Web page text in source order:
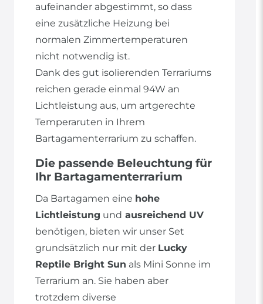
aufeinander abgestimmt, so dass
eine zusätzliche Heizung bei
normalen Zimmertemperaturen
nicht notwendig ist.
Dank des gut isolierenden Terrariums
reichen gerade einmal 94W an
Lichtleistung aus, um artgerechte
Temperaruten in Ihrem
Bartagamenterrarium zu schaffen.
Die passende Beleuchtung für
Ihr Bartagamenterrarium
Da Bartagamen eine hohe
Lichtleistung und ausreichend UV
benötigen, bieten wir unser Set
grundsätzlich nur mit der Lucky
Reptile Bright Sun als Mini Sonne im
Terrarium an. Sie haben aber
trotzdem diverse